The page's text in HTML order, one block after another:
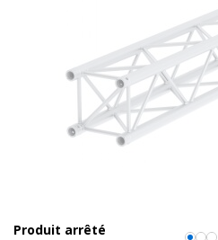
Produit arrêté